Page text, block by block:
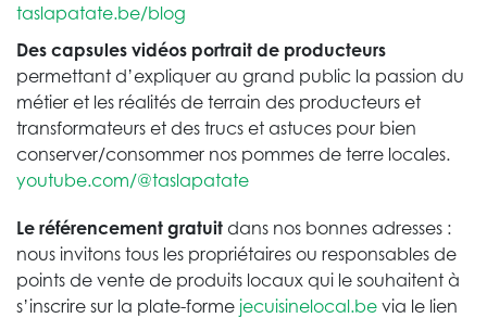
taslapatate.be/blog
Des capsules vidéos portrait de producteurs
permettant d’expliquer au grand public la passion du
métier et les réalités de terrain des producteurs et
transformateurs et des trucs et astuces pour bien
conserver/consommer nos pommes de terre locales.
youtube.com/@taslapatate
Le référencement gratuit dans nos bonnes adresses :
nous invitons tous les propriétaires ou responsables de
points de vente de produits locaux qui le souhaitent à
s’inscrire sur la plate-forme jecuisinelocal.be via le lien